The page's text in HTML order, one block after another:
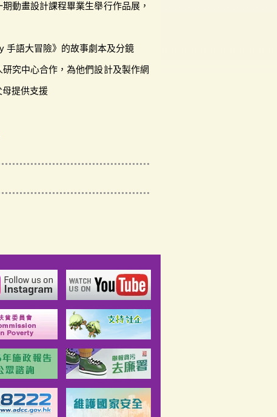
動畫設計課程畢業生舉行作品展，
手語大冒險》的故事劇本及分鏡
究中心合作，為他們設計及製作網
提供支援